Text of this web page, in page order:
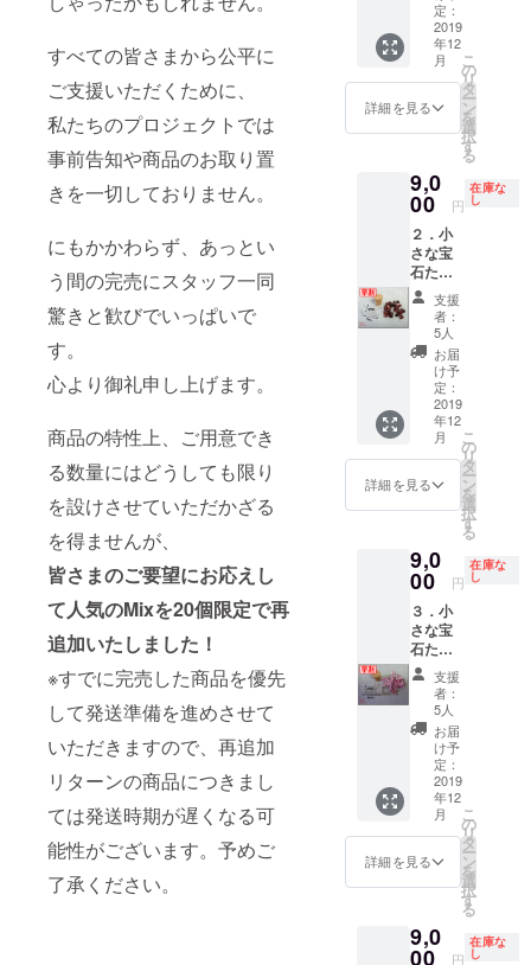
すべての皆さまから公平に
ご支援いただくために、
私たちのプロジェクトでは
事前告知や商品のお取り置
きを一切しておりません。
にもかかわらず、あっとい
う間の完売にスタッフ一同
驚きと歓びでいっぱいで
す。
心より御礼申し上げます。
商品の特性上、ご用意でき
る数量にはどうしても限り
を設けさせていただかざる
を得ませんが、
皆さまのご要望にお応えし
て人気のMixを20個限定で再
追加いたしました！
※すでに完売した商品を優先
して発送準備を進めさせて
いただきますので、再追加
リターンの商品につきまし
ては発送時期が遅くなる可
能性がございます。予めご
了承ください。
レゼント
に。
宝石を気軽
に楽しめる
GEMs をぜ
ひご利用く
ださい。
番：
M1910-
F-1）小
さな宝
石たち
の中か
ら、
「様々
の宝石
を選別
しまし
た。 で
きるだ
け詰め
込んだ
小瓶を
１セッ
トお届
けしま
す。 宝
石の種
類や
形、大
きさ、
色はお
早割特
別価
格
10,000
円
（税・
送料
込）
➡
9,000円
（税・
送料
込） ※
お届け
先のご
住所
は、番
入力し
てくだ
定：
2019
年12
月
詳細を見る
こ
の
リ
タ
ー
ン
を
選
択
す
る
9,0
00 円
在庫な
し
２．小
さな宝
石たち
「濃赤
色」
【早
割】
（品
番：
DR191
0-F-1）
小さな
宝石た
ちの中
から、
「濃い
赤」の
宝石を
選別し
まし
た。 で
きるだ
け詰め
込んだ
小瓶を
１セッ
トお届
けしま
す。 宝
石の種
類や
形、大
きさ、
ます。
早割特
支援
者：
5人
お届
け予
定：
2019
年12
月
詳細を見る
こ
の
リ
タ
ー
ン
を
選
択
す
る
9,0
00 円
在庫な
し
３．小
さな宝
石たち
「薄ピ
ンク
色」
【早
割】
（品
番：
LP1910
-F-1）
小さな
宝石た
ちの中
から、
のピン
ク」の
支援
者：
5人
お届
け予
定：
2019
年12
月
詳細を見る
こ
の
リ
タ
ー
ン
を
選
択
す
る
9,0
00 円
在庫な
し